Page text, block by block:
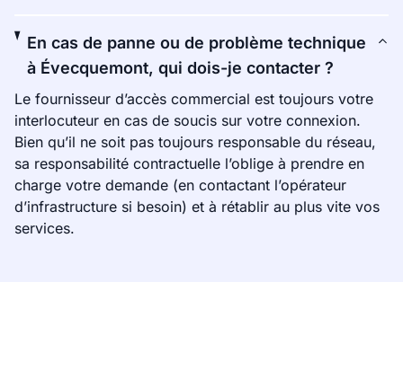
En cas de panne ou de problème technique
à Évecquemont, qui dois-je contacter ?
Le fournisseur d’accès commercial est toujours votre
interlocuteur en cas de soucis sur votre connexion.
Bien qu’il ne soit pas toujours responsable du réseau,
sa responsabilité contractuelle l’oblige à prendre en
charge votre demande (en contactant l’opérateur
d’infrastructure si besoin) et à rétablir au plus vite vos
services.